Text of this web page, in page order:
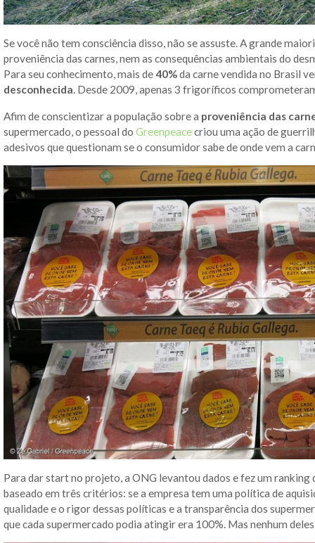
Se você não tem consciência disso, não se assuste. A grande
proveniência das carnes, nem as consequências ambientais do
Para seu conhecimento, mais de40%da carne vendida no Brasil
desconhecida. Desde 2009, apenas 3 frigoríficos
Afim de conscientizar a população sobre a proveniência das
supermercado, o pessoal do Greenpeacecriou uma ação de
adesivos que questionam se o consumidor sabe de onde vem a
Para dar start no projeto, a ONG levantou dados e fez um
baseado em três critérios: se a empresa tem uma política de
qualidade e o rigor dessas políticas e a transparência dos
que cada supermercado podia atingir era 100%. Mas nenhum